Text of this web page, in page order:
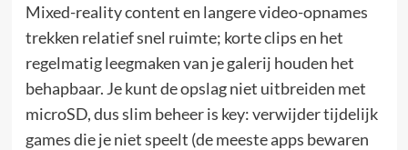
Mixed-reality content en langere video-opnames
trekken relatief snel ruimte; korte clips en het
regelmatig leegmaken van je galerij houden het
behapbaar. Je kunt de opslag niet uitbreiden met
microSD, dus slim beheer is key: verwijder tijdelijk
games die je niet speelt (de meeste apps bewaren